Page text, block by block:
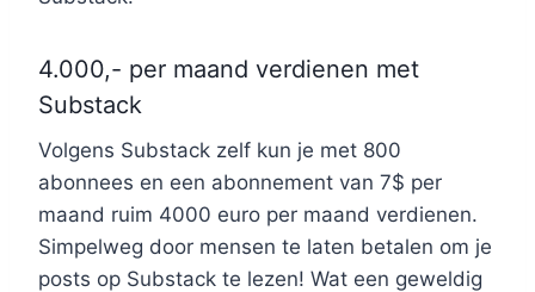
4.000,- per maand verdienen met
Substack
Volgens Substack zelf kun je met 800
abonnees en een abonnement van 7$ per
maand ruim 4000 euro per maand verdienen.
Simpelweg door mensen te laten betalen om je
posts op Substack te lezen! Wat een geweldig